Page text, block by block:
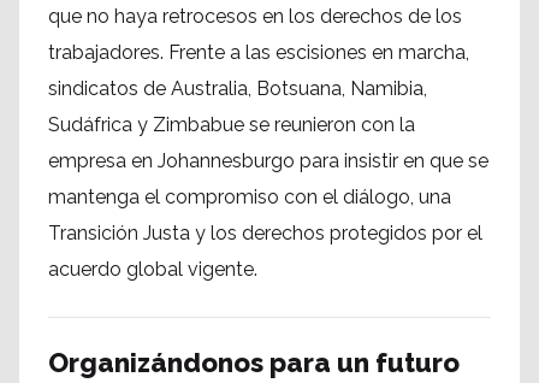
que no haya retrocesos en los derechos de los
trabajadores. Frente a las escisiones en marcha,
sindicatos de Australia, Botsuana, Namibia,
Sudáfrica y Zimbabue se reunieron con la
empresa en Johannesburgo para insistir en que se
mantenga el compromiso con el diálogo, una
Transición Justa y los derechos protegidos por el
acuerdo global vigente.
Organizándonos para un futuro